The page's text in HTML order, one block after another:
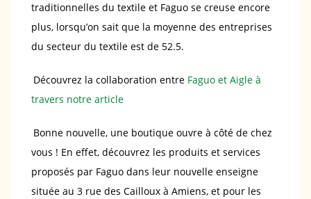
traditionnelles du textile et Faguo se creuse encore
plus, lorsqu’on sait que la moyenne des entreprises
du secteur du textile est de 52.5.
Découvrez la collaboration entre Faguo et Aigle à
travers notre article
Bonne nouvelle, une boutique ouvre à côté de chez
vous ! En effet, découvrez les produits et services
proposés par Faguo dans leur nouvelle enseigne
située au 3 rue des Cailloux à Amiens, et pour les